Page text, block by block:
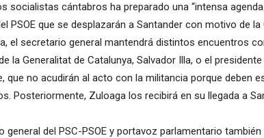
socialistas cántabros ha preparado una “intensa
PSOE que se desplazarán a Santander con motivo de
el secretario general mantendrá distintos encuentros
la Generalitat de Catalunya, Salvador Illa, o el
que no acudirán al acto con la militancia porque deben
Posteriormente, Zuloaga los recibirá en su llegada a
general del PSC-PSOE y portavoz parlamentario